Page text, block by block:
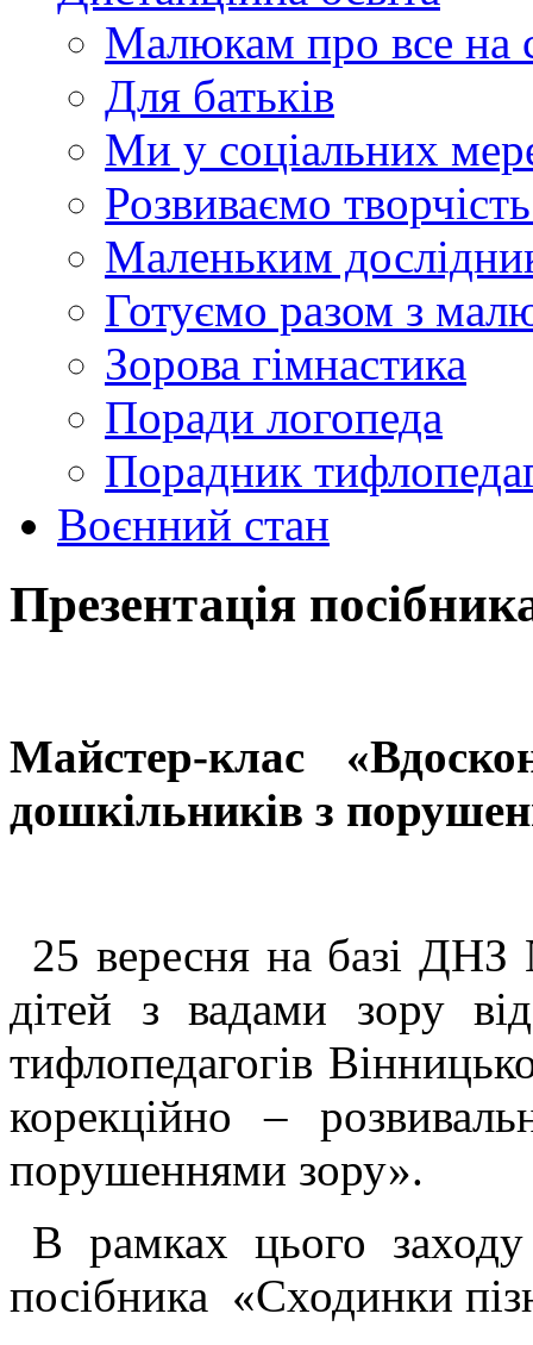
Малюкам про все на
Для батьків
Ми у соціальних
Розвиваємо
Маленьким
Готуємо разом з
Зорова гімнастика
Поради логопеда
Порадник
Воєнний стан
Презентація
Майстер-клас
дошкільників з
25 вересня на базі
дітей з вадами зору
тифлопедагогів
корекційно –
порушеннями зору».
В рамках цього
посібника «Сходинки